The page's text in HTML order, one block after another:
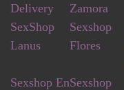
Delivery
Zamora
SexShop
Lanus
Sexshop
Flores
Sexshop EnSexshop